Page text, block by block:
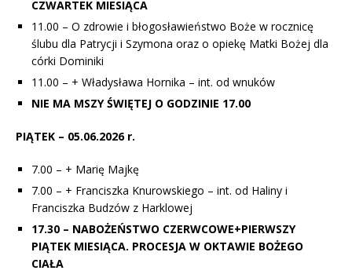
CZWARTEK MIESIĄCA
11.00 – O zdrowie i błogosławieństwo Boże w rocznicę
ślubu dla Patrycji i Szymona oraz o opiekę Matki Bożej dla
córki Dominiki
11.00 – + Władysława Hornika – int. od wnuków
NIE MA MSZY ŚWIĘTEJ O GODZINIE 17.00
PIĄTEK – 05.06.2026 r.
7.00 – + Marię Majkę
7.00 – + Franciszka Knurowskiego – int. od Haliny i
Franciszka Budzów z Harklowej
17.30 – NABOŻEŃSTWO CZERWCOWE+PIERWSZY
PIĄTEK MIESIĄCA. PROCESJA W OKTAWIE BOŻEGO
CIAŁA